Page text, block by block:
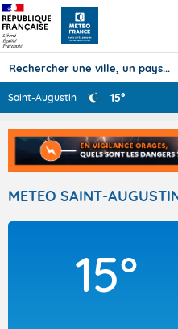
TOUS LES
Saint-Augustin 15°
METEO SAINT-
15°